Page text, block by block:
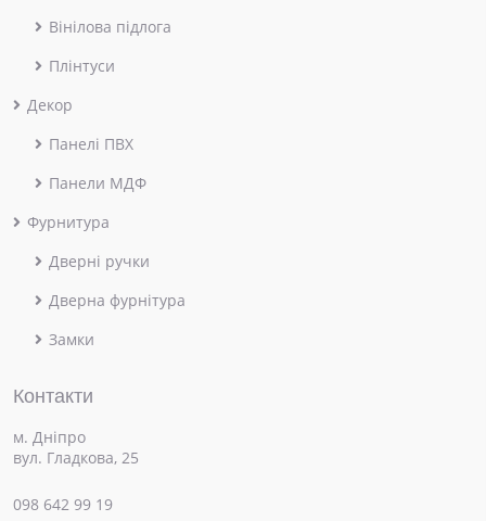
Вінілова підлога
Плінтуси
Декор
Панелі ПВХ
Панели МДФ
Фурнитура
Дверні ручки
Дверна фурнітура
Замки
Контакти
м. Дніпро
вул. Гладкова, 25
098 642 99 19